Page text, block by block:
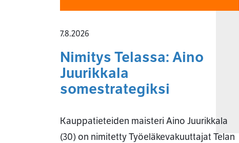
7.8.2026
Nimitys Telassa: Aino
Juurikkala
somestrategiksi
Kauppatieteiden maisteri Aino Juurikkala
(30) on nimitetty Työeläkevakuuttajat Telan